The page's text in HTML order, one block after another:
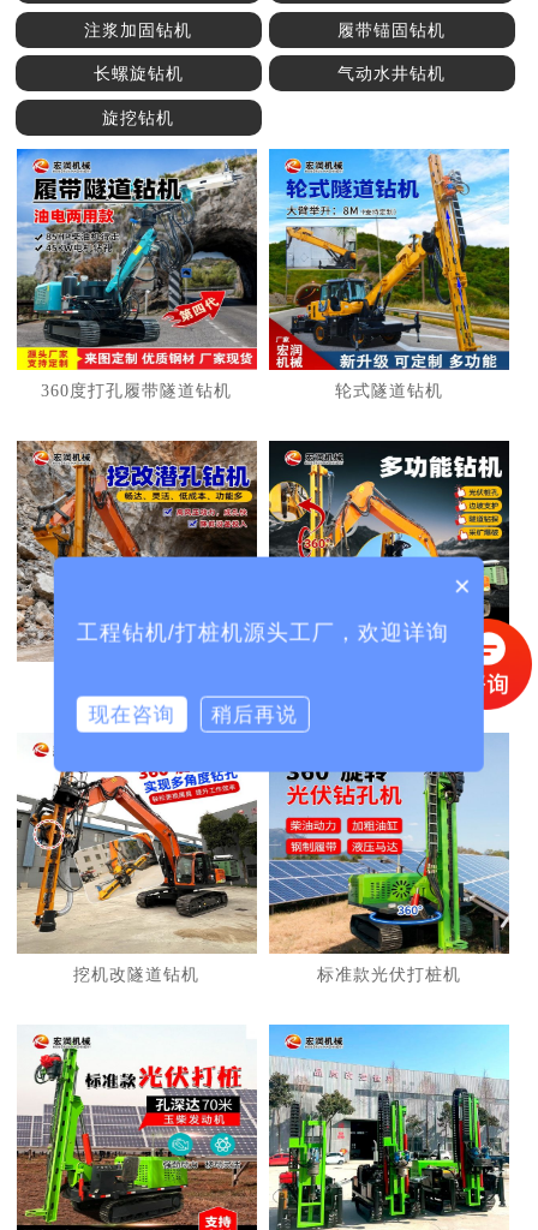
1 2 3
注浆加固钻机 履带锚固钻机
长螺旋钻机 气动水井钻机
旋挖钻机
360度打孔履带隧道钻机 轮式隧道钻机
挖机改隧道钻机 标准款光伏打桩机
×
工程钻机/打桩机源头工厂，欢迎详询
现在咨询 稍后再说